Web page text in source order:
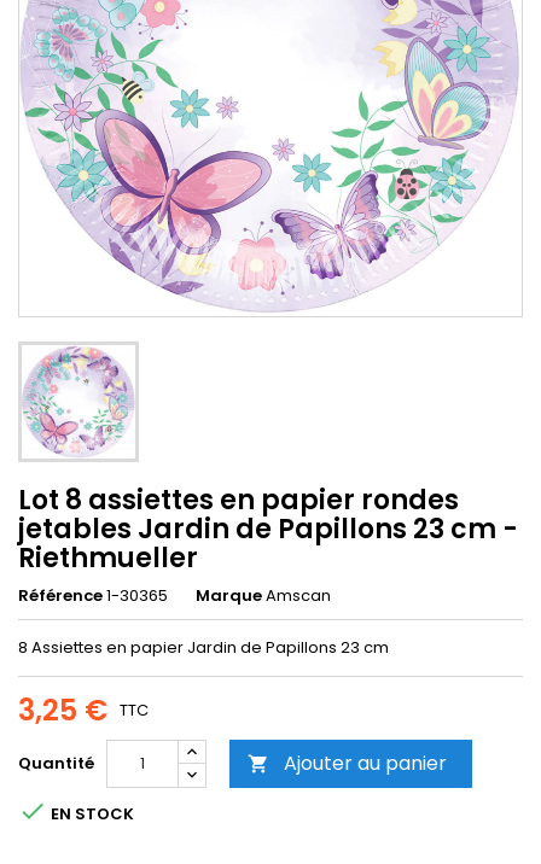
Lot 8 assiettes en papier rondes
jetables Jardin de Papillons 23 cm -
Riethmueller
Référence1-30365 MarqueAmscan
8 Assiettes en papier Jardin de Papillons 23 cm
3,25 € TTC
Quantité  Ajouter au panier
 EN STOCK